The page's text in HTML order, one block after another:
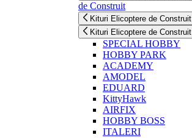
de Construit
Kituri Elicoptere de Construit
Kituri Elicoptere de Construit
SPECIAL HOBBY
HOBBY PARK
ACADEMY
AMODEL
EDUARD
KittyHawk
AIRFIX
HOBBY BOSS
ITALERI